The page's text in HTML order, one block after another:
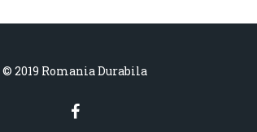
© 2019 Romania Durabila